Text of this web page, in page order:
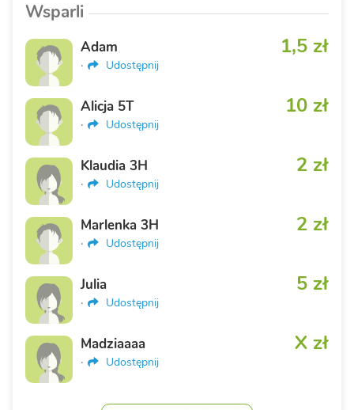
Wsparli
1,5 zł
Adam
· Udostępnij
10 zł
Alicja 5T
· Udostępnij
2 zł
Klaudia 3H
· Udostępnij
2 zł
Marlenka 3H
· Udostępnij
5 zł
Julia
· Udostępnij
X zł
Madziaaaa
· Udostępnij